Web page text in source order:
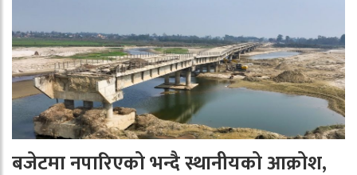
बजेटमा नपारिएको भन्दै स्थानीयको आक्रोश,